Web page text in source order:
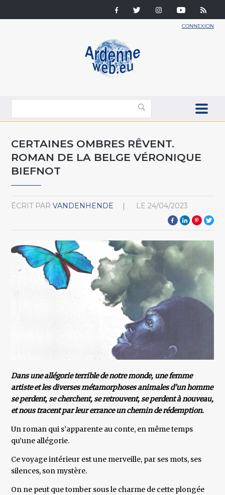
CONNEXION
CERTAINES OMBRES RÊVENT.
ROMAN DE LA BELGE VÉRONIQUE
BIEFNOT
ÉCRIT PAR VANDENHENDE LE 24/04/2023
Dans une allégorie terrible de notre monde, une femme
artiste et les diverses métamorphoses animales d’un homme
se perdent, se cherchent, se retrouvent, se perdent à nouveau,
et nous tracent par leur errance un chemin de rédemption.
Un roman qui s’apparente au conte, en même temps
qu’une allégorie.
Ce voyage intérieur est une merveille, par ses mots, ses
silences, son mystère.
On ne peut que tomber sous le charme de cette plongée